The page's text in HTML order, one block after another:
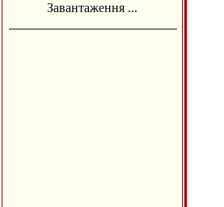
Завантаження ...